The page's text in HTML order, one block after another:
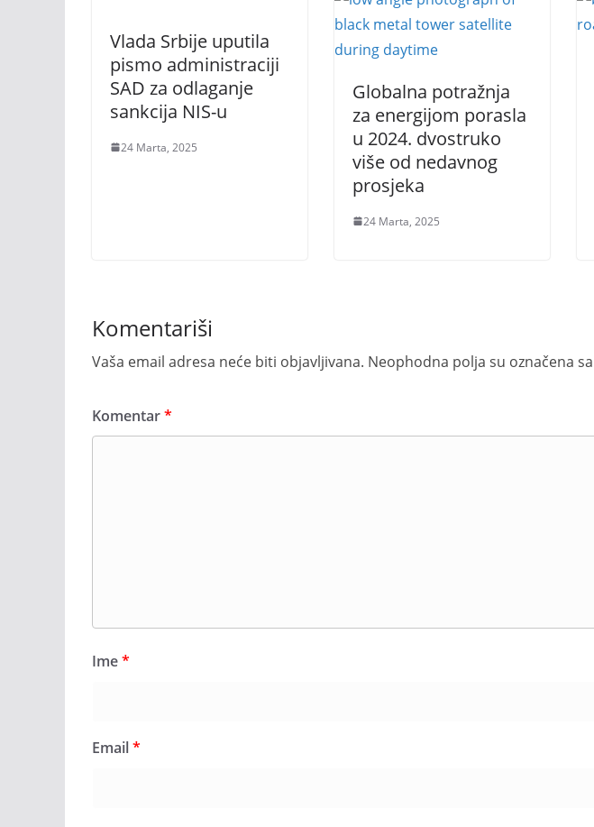
Vlada Srbije uputila
pismo administraciji
SAD za odlaganje
sankcija NIS-u
24 Marta, 2025
Globalna potražnja
za energijom porasla
u 2024. dvostruko
više od nedavnog
prosjeka
24 Marta, 2025
Komentariši
Vaša email adresa neće biti objavljivana. Neophodna polja su označena sa
Komentar*
Ime*
Email*